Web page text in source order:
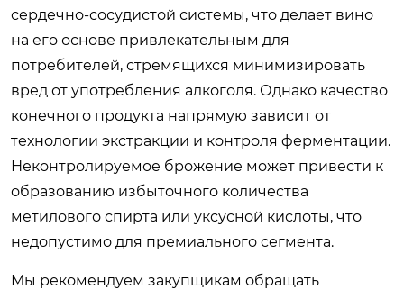
сердечно-сосудистой системы, что делает вино
на его основе привлекательным для
потребителей, стремящихся минимизировать
вред от употребления алкоголя. Однако качество
конечного продукта напрямую зависит от
технологии экстракции и контроля ферментации.
Неконтролируемое брожение может привести к
образованию избыточного количества
метилового спирта или уксусной кислоты, что
недопустимо для премиального сегмента.
Мы рекомендуем закупщикам обращать